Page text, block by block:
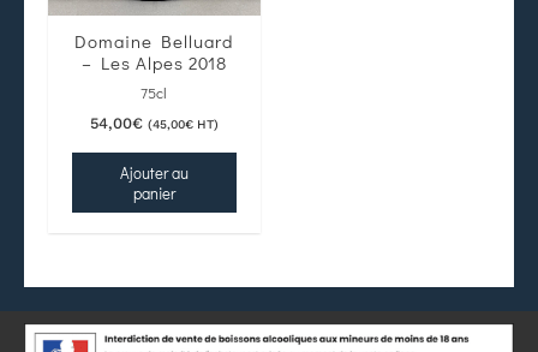
Domaine Belluard
– Les Alpes 2018
75cl
54,00€ (45,00€HT)
Ajouter au
panier